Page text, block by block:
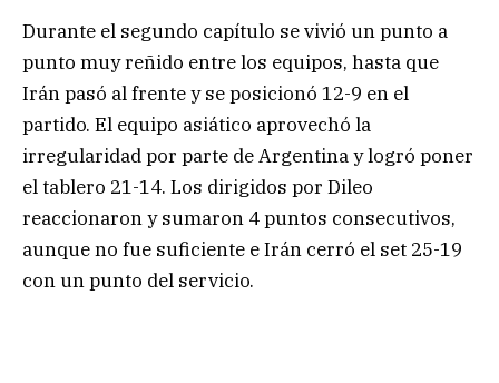
Durante el segundo capítulo se vivió un punto a
punto muy reñido entre los equipos, hasta que
Irán pasó al frente y se posicionó 12-9 en el
partido. El equipo asiático aprovechó la
irregularidad por parte de Argentina y logró poner
el tablero 21-14. Los dirigidos por Dileo
reaccionaron y sumaron 4 puntos consecutivos,
aunque no fue suficiente e Irán cerró el set 25-19
con un punto del servicio.